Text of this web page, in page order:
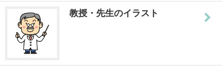
教授・先生のイラスト